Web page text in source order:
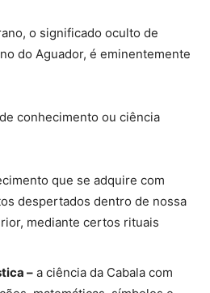
o significado oculto de
do Aguador, é eminentemente
conhecimento ou ciência
que se adquire com
despertados dentro de nossa
mediante certos rituais
– a ciência da Cabala com